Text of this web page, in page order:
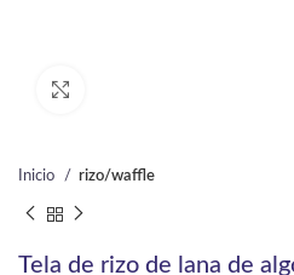
Inicio rizo/waffle
Tela de rizo de lana de